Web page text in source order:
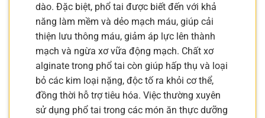
dào. Đặc biệt, phổ tai được biết đến với khả
năng làm mềm và dẻo mạch máu, giúp cải
thiện lưu thông máu, giảm áp lực lên thành
mạch và ngừa xơ vữa động mạch. Chất xơ
alginate trong phổ tai còn giúp hấp thụ và loại
bỏ các kim loại nặng, độc tố ra khỏi cơ thể,
đồng thời hỗ trợ tiêu hóa. Việc thường xuyên
sử dụng phổ tai trong các món ăn thực dưỡng